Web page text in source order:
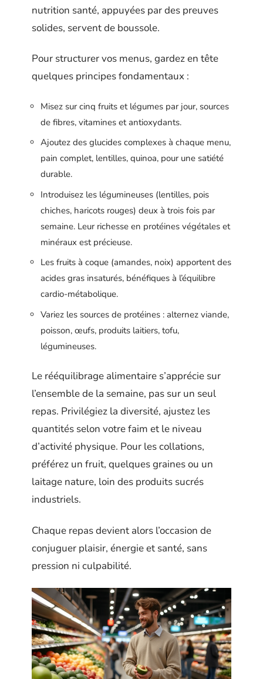
nutrition santé, appuyées par des preuves
solides, servent de boussole.
Pour structurer vos menus, gardez en tête
quelques principes fondamentaux :
Misez sur cinq fruits et légumes par jour, sources
de fibres, vitamines et antioxydants.
Ajoutez des glucides complexes à chaque menu,
pain complet, lentilles, quinoa, pour une satiété
durable.
Introduisez les légumineuses (lentilles, pois
chiches, haricots rouges) deux à trois fois par
semaine. Leur richesse en protéines végétales et
minéraux est précieuse.
Les fruits à coque (amandes, noix) apportent des
acides gras insaturés, bénéfiques à l’équilibre
cardio-métabolique.
Variez les sources de protéines : alternez viande,
poisson, œufs, produits laitiers, tofu,
légumineuses.
Le rééquilibrage alimentaire s’apprécie sur
l’ensemble de la semaine, pas sur un seul
repas. Privilégiez la diversité, ajustez les
quantités selon votre faim et le niveau
d’activité physique. Pour les collations,
préférez un fruit, quelques graines ou un
laitage nature, loin des produits sucrés
industriels.
Chaque repas devient alors l’occasion de
conjuguer plaisir, énergie et santé, sans
pression ni culpabilité.